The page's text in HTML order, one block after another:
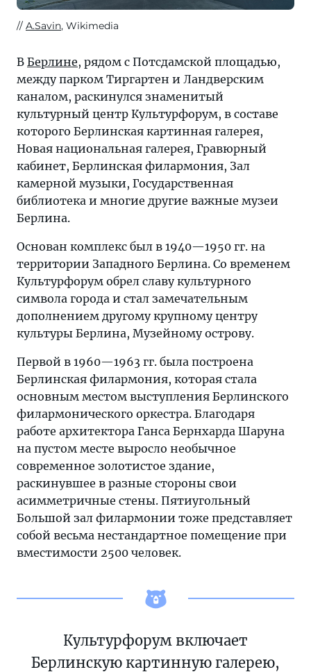
A.Savin, Wikimedia
В Берлине, рядом с Потсдамской площадью,
между парком Тиргартен и Ландверским
каналом, раскинулся знаменитый
культурный центр Культурфорум, в составе
которого Берлинская картинная галерея,
Новая национальная галерея, Гравюрный
кабинет, Берлинская филармония, Зал
камерной музыки, Государственная
библиотека и многие другие важные музеи
Берлина.
Основан комплекс был в 1940—1950 гг. на
территории Западного Берлина. Со временем
Культурфорум обрел славу культурного
символа города и стал замечательным
дополнением другому крупному центру
культуры Берлина, Музейному острову.
Первой в 1960—1963 гг. была построена
Берлинская филармония, которая стала
основным местом выступления Берлинского
филармонического оркестра. Благодаря
работе архитектора Ганса Бернхарда Шаруна
на пустом месте выросло необычное
современное золотистое здание,
раскинувшее в разные стороны свои
асимметричные стены. Пятиугольный
Большой зал филармонии тоже представляет
собой весьма нестандартное помещение при
вместимости 2500 человек.
Культурфорум включает
Берлинскую картинную галерею,